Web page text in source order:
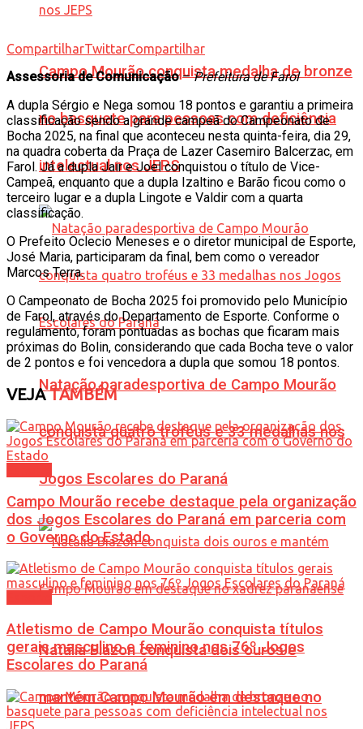
Campo Mourão conquista medalha de bronze
no basquete para pessoas com deficiência
intelectual nos JEPS
Natação paradesportiva de Campo Mourão
conquista quatro troféus e 33 medalhas nos
Jogos Escolares do Paraná
Natália Biazon conquista dois ouros e
mantém Campo Mourão em destaque no
CompartilharTwittarCompartilhar
Assessoria de Comunicação–Prefeitura de Farol
A dupla Sérgio e Nega somou 18 pontos e garantiu a primeira
classificação sendo a grande campeã do Campeonato de
Bocha 2025, na final que aconteceu nesta quinta-feira, dia 29,
na quadra coberta da Praça de Lazer Casemiro Balcerzac, em
Farol. Já a dupla Jair e Joel conquistou o título de Vice-
Campeã, enquanto que a dupla Izaltino e Barão ficou como o
terceiro lugar e a dupla Lingote e Valdir com a quarta
classificação.
O Prefeito Oclecio Meneses e o diretor municipal de Esporte,
José Maria, participaram da final, bem como o vereador
Marcos Terra.
O Campeonato de Bocha 2025 foi promovido pelo Município
de Farol, através do Departamento de Esporte. Conforme o
regulamento, foram pontuadas as bochas que ficaram mais
próximas do Bolin, considerando que cada Bocha teve o valor
de 2 pontos e foi vencedora a dupla que somou 18 pontos.
VEJATAMBÉM
Campo Mourão recebe destaque pela organização
dos Jogos Escolares do Paraná em parceria com
o Governo do Estado
Atletismo de Campo Mourão conquista títulos
gerais masculino e feminino nos 76º Jogos
Escolares do Paraná